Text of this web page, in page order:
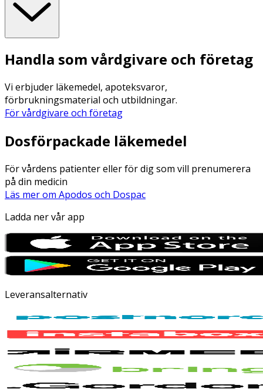
Handla som vårdgivare och företag
Vi erbjuder läkemedel, apoteksvaror,
förbrukningsmaterial och utbildningar.
För vårdgivare och företag
Dosförpackade läkemedel
För vårdens patienter eller för dig som vill prenumerera
på din medicin
Läs mer om Apodos och Dospac
Ladda ner vår app
Leveransalternativ